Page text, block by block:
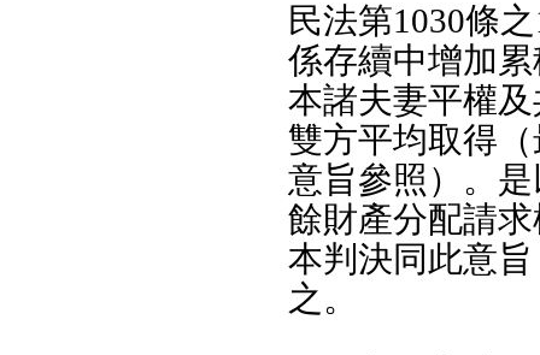
民法第1030條
係存續中增加
本諸夫妻平權
雙方平均取得
意旨參照）。
餘財產分配請
本判決同此意
之。